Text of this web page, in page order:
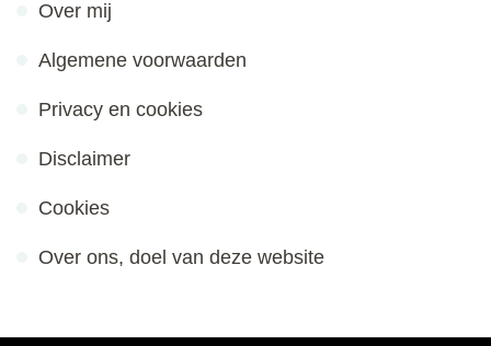
Over mij
Algemene voorwaarden
Privacy en cookies
Disclaimer
Cookies
Over ons, doel van deze website